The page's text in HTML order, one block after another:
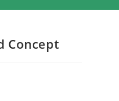
Concept